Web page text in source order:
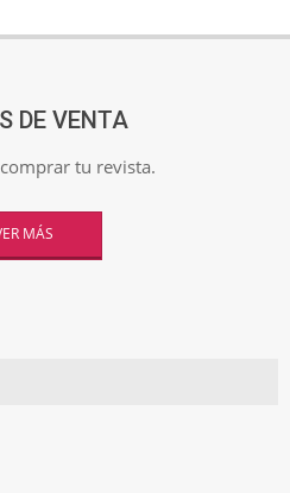
DE VENTA
tu revista.
MÁS